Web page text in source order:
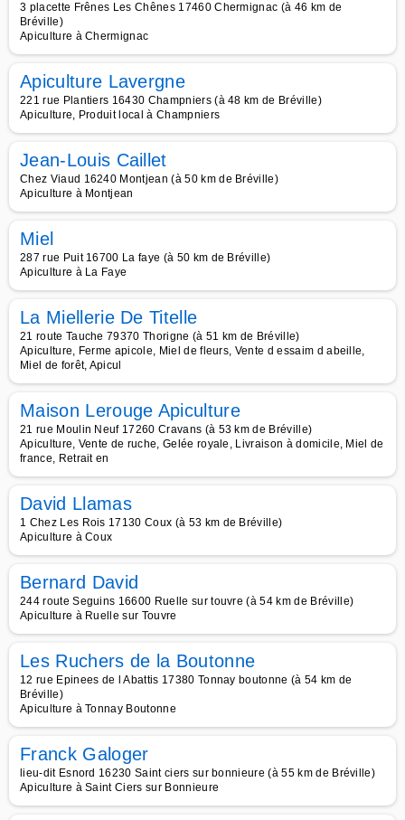
3 placette Frênes Les Chênes 17460 Chermignac (à 46 km de
Bréville)
Apiculture à Chermignac
Apiculture Lavergne
221 rue Plantiers 16430 Champniers (à 48 km de Bréville)
Apiculture, Produit local à Champniers
Jean-Louis Caillet
Chez Viaud 16240 Montjean (à 50 km de Bréville)
Apiculture à Montjean
Miel
287 rue Puit 16700 La faye (à 50 km de Bréville)
Apiculture à La Faye
La Miellerie De Titelle
21 route Tauche 79370 Thorigne (à 51 km de Bréville)
Apiculture, Ferme apicole, Miel de fleurs, Vente d essaim d abeille,
Miel de forêt, Apicul
Maison Lerouge Apiculture
21 rue Moulin Neuf 17260 Cravans (à 53 km de Bréville)
Apiculture, Vente de ruche, Gelée royale, Livraison à domicile, Miel de
france, Retrait en
David Llamas
1 Chez Les Rois 17130 Coux (à 53 km de Bréville)
Apiculture à Coux
Bernard David
244 route Seguins 16600 Ruelle sur touvre (à 54 km de Bréville)
Apiculture à Ruelle sur Touvre
Les Ruchers de la Boutonne
12 rue Epinees de l Abattis 17380 Tonnay boutonne (à 54 km de
Bréville)
Apiculture à Tonnay Boutonne
Franck Galoger
lieu-dit Esnord 16230 Saint ciers sur bonnieure (à 55 km de Bréville)
Apiculture à Saint Ciers sur Bonnieure